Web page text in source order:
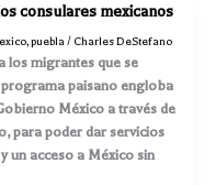
consulares mexicanos
,puebla/ Charles DeStefano
los migrantes que se
programa paisano engloba
México a través de
para poder dar servicios
un acceso a México sin